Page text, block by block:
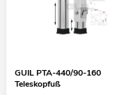
GUIL PTA-440/90-160
Teleskopfuß